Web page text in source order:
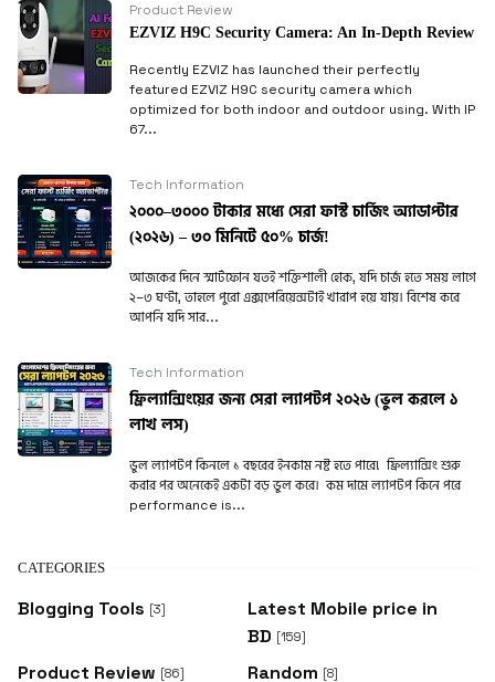
Product Review
EZVIZ H9C Security Camera: An In-Depth Review
Recently EZVIZ has launched their perfectly
featured EZVIZ H9C security camera which
optimized for both indoor and outdoor using. With IP
67...
Tech Information
২০০০–৩০০০ টাকার মধ্যে সেরা ফাস্ট চার্জিং অ্যাডাপ্টার
(২০২৬) – ৩০ মিনিটে ৫০% চার্জ!
আজকের দিনে স্মার্টফোন যতই শক্তিশালী হোক, যদি চার্জ হতে সময় লাগে
২–৩ ঘণ্টা, তাহলে পুরো এক্সপেরিয়েন্সটাই খারাপ হয়ে যায়। বিশেষ করে
আপনি যদি সার...
Tech Information
ফ্রিল্যান্সিংয়ের জন্য সেরা ল্যাপটপ ২০২৬ (ভুল করলে ১
লাখ লস)
ভুল ল্যাপটপ কিনলে ১ বছরের ইনকাম নষ্ট হতে পারে! ফ্রিল্যান্সিং শুরু
করার পর অনেকেই একটা বড় ভুল করে। কম দামে ল্যাপটপ কিনে পরে
performance is...
CATEGORIES
Blogging Tools [3]
Latest Mobile price in
BD [159]
Product Review [86] Random [8]